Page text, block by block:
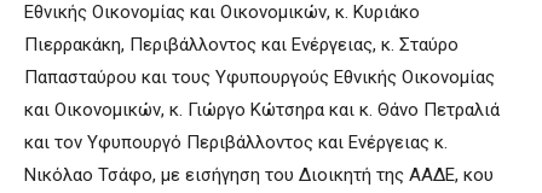
Εθνικής Οικονομίας και Οικονομικών, κ. Κυριάκο
Πιερρακάκη, Περιβάλλοντος και Ενέργειας, κ. Σταύρο
Παπασταύρου και τους Υφυπουργούς Εθνικής Οικονομίας
και Οικονομικών, κ. Γιώργο Κώτσηρα και κ. Θάνο Πετραλιά
και τον Υφυπουργό Περιβάλλοντος και Ενέργειας κ.
Νικόλαο Τσάφο, με εισήγηση του Διοικητή της ΑΑΔΕ, κου